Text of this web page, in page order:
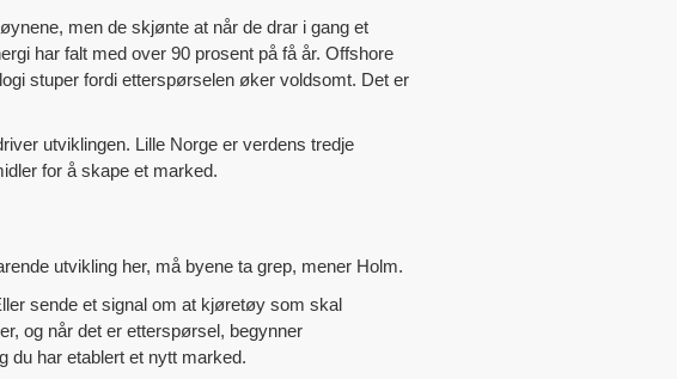
men de skjønte at når de drar i gang et
har falt med over 90 prosent på få år. Offshore
stuper fordi etterspørselen øker voldsomt. Det er
utviklingen. Lille Norge er verdens tredje
for å skape et marked.
utvikling her, må byene ta grep, mener Holm.
sende et signal om at kjøretøy som skal
og når det er etterspørsel, begynner
du har etablert et nytt marked.